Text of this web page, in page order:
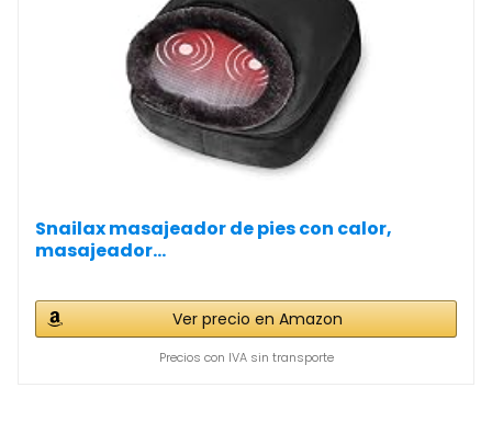
Snailax masajeador de pies con calor,
masajeador...
Ver precio en Amazon
Precios con IVA sin transporte